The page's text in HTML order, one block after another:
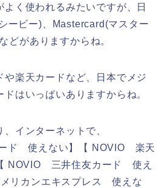
く使われるみたいですが、日
ービー)、Mastercard(マスター
どがありますからね。
や楽天カードなど、日本でメジ
はいっぱいありますからね。
インターネットで、
ド 使えない】【 NOVIO 楽天
NOVIO 三井住友カード 使え
リカンエキスプレス 使えな